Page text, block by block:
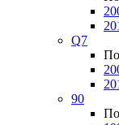
Q7
90